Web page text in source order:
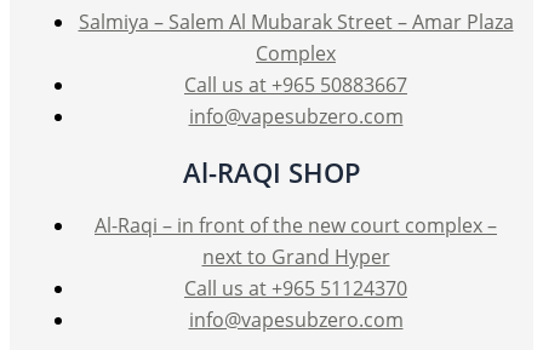
Salmiya – Salem Al Mubarak Street – Amar Plaza
Complex
Call us at +965 50883667
info@vapesubzero.com
Al-RAQI SHOP
Al-Raqi – in front of the new court complex –
next to Grand Hyper
Call us at +965 51124370
info@vapesubzero.com